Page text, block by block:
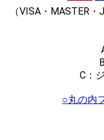
（VISA・MASTER
C：
○丸の内